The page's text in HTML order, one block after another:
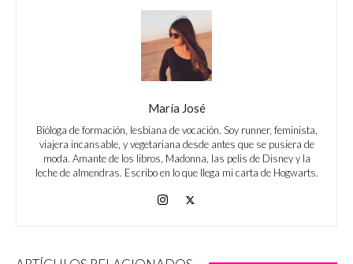
María José
Bióloga de formación, lesbiana de vocación. Soy runner, feminista,
viajera incansable, y vegetariana desde antes que se pusiera de
moda. Amante de los libros, Madonna, las pelis de Disney y la
leche de almendras. Escribo en lo que llega mi carta de Hogwarts.